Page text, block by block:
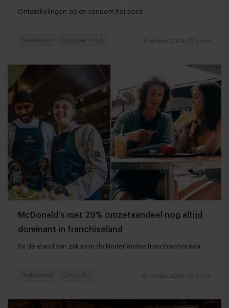
Ontwikkelingen op en rondom het bord
15 oktober 2024 4 min
Foodservice Duurzaamheid
McDonald's met 29% omzetaandeel nog altijd
dominant in franchiseland
9x de stand van zaken in de Nederlandse franchisehoreca
12 oktober 2024 3 min
Restaurants Concepten